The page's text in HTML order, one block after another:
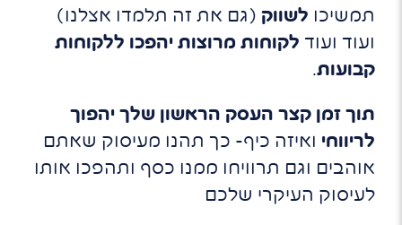
תמשיכו לשווק (גם את זה תלמדו אצלנו)
ועוד ועוד לקוחות מרוצות יהפכו ללקוחות
קבועות.
תוך זמן קצר העסק הראשון שלך יהפוך
לריווחי ואיזה כיף- כך תהנו מעיסוק שאתם
אוהבים וגם תרוויחו ממנו כסף ותהפכו אותו
לעיסוק העיקרי שלכם